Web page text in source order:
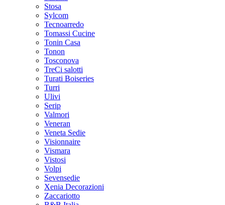
Stosa
Sylcom
Tecnoarredo
Tomassi Cucine
Tonin Casa
Tonon
Tosconova
TreCi salotti
Turati Boiseries
Turri
Ulivi
Serip
Valmori
Veneran
Veneta Sedie
Visionnaire
Vismara
Vistosi
Volpi
Sevensedie
Xenia Decorazioni
Zaccariotto